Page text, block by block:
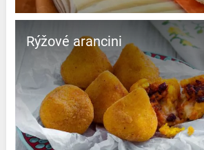
Rýžové arancini